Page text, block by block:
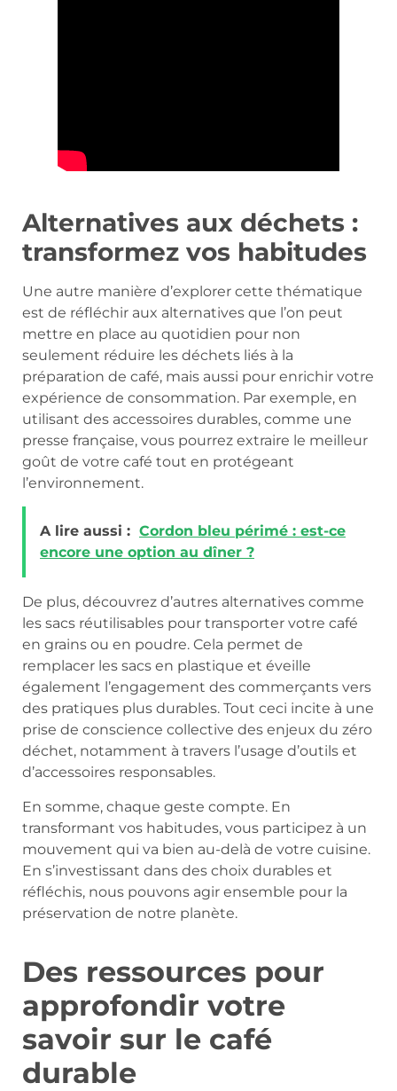
Alternatives aux déchets :
transformez vos habitudes
Une autre manière d’explorer cette thématique
est de réfléchir aux alternatives que l’on peut
mettre en place au quotidien pour non
seulement réduire les déchets liés à la
préparation de café, mais aussi pour enrichir votre
expérience de consommation. Par exemple, en
utilisant des accessoires durables, comme une
presse française, vous pourrez extraire le meilleur
goût de votre café tout en protégeant
l’environnement.
A lire aussi : Cordon bleu périmé : est-ce
encore une option au dîner ?
De plus, découvrez d’autres alternatives comme
les sacs réutilisables pour transporter votre café
en grains ou en poudre. Cela permet de
remplacer les sacs en plastique et éveille
également l’engagement des commerçants vers
des pratiques plus durables. Tout ceci incite à une
prise de conscience collective des enjeux du zéro
déchet, notamment à travers l’usage d’outils et
d’accessoires responsables.
En somme, chaque geste compte. En
transformant vos habitudes, vous participez à un
mouvement qui va bien au-delà de votre cuisine.
En s’investissant dans des choix durables et
réfléchis, nous pouvons agir ensemble pour la
préservation de notre planète.
Des ressources pour
approfondir votre
savoir sur le café
durable